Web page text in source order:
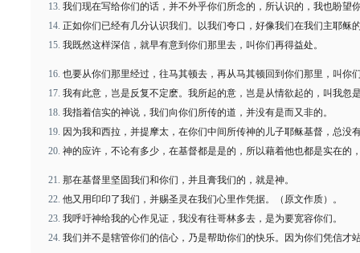
我们现在写给你们的话，并不外乎你们所念的，所认识的，我也盼望
正如你们已经有几分认识我们。以我们夸口，好像我们在我们主耶稣
我既然这样深信，就早有意到你们那里去，叫你们再得益处。
也要从你们那里经过，往马其顿去，再从马其顿回到你们那里，叫你
我有此意，岂是反复不定麽。我所起的意，岂是从情欲起的，叫我忽
我指着信实的神说，我们向你们所传的道，并没有是而又非的。
因为我和西拉，并提摩太，在你们中间所传神的儿子耶稣基督，总没
神的应许，不论有多少，在基督都是是的，所以藉着他也都是实在的
那在基督里坚固我们和你们，并且膏我们的，就是神。
他又用印印了我们，并赐圣灵在我们心里作凭据。（原文作质）。
我呼吁神给我的心作见证，我没有往哥林多去，是为要宽容你们。
我们并不是辖管你们的信心，乃是帮助你们的快乐。因为你们凭信才